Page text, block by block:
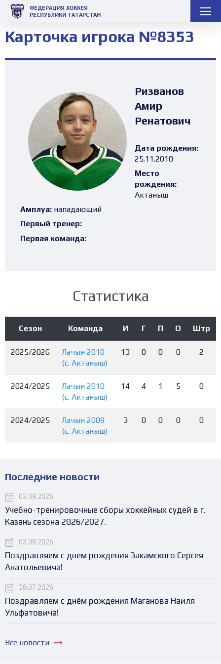
ФЕДЕРАЦИЯ ХОККЕЯ
РЕСПУБЛИКИ ТАТАРСТАН
Карточка игрока №8353
Ризванов
Амир
Ренатович
Дата рождения:
25.11.2010
Место
рождения:
Актаныш
Амплуа: нападающий
Первый тренер:
Первая команда:
Статистика
Сезон Команда И Г П О Штр
2025/2026
Лачын 2010
(с. Актаныш)
13 0 0 0 2
2024/2025
Лачын 2010
(с. Актаныш)
14 4 1 5 0
2024/2025
Лачын 2009
(с. Актаныш)
3 0 0 0 0
Последние новости
03.08.2026
Учебно-тренировочные сборы хоккейных судей в г.
Казань сезона 2026/2027.
03.08.2026
Поздравляем с днем рождения Закамского Сергея
Анатольевича!
28.07.2026
Поздравляем с днём рождения Маганова Наиля
Ульфатовича!
Все новости